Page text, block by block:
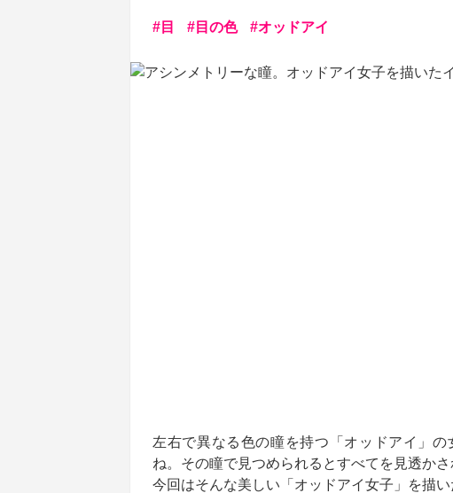
目 目の色 オッドアイ
左右で異なる色の瞳を持つ「オッドアイ」
ね。その瞳で見つめられるとすべてを見透か
今回はそんな美しい「オッドアイ女子」を描